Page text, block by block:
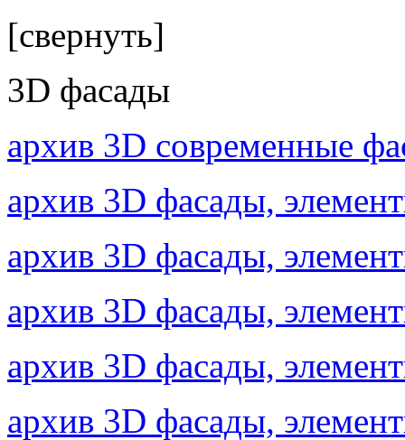
[свернуть]
3D фасады
архив 3D современные
архив 3D фасады,
архив 3D фасады,
архив 3D фасады,
архив 3D фасады,
архив 3D фасады,